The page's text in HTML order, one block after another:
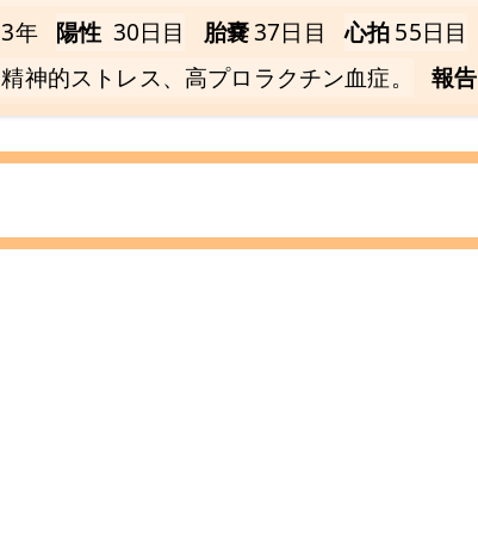
3年 陽性 30日目 胎嚢37日目 心拍55日目
精神的ストレス、高プロラクチン血症。 報告